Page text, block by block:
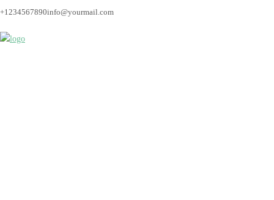
+1234567890info@yourmail.com